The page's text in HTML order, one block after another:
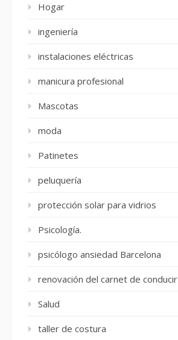
Hogar
ingeniería
instalaciones eléctricas
manicura profesional
Mascotas
moda
Patinetes
peluquería
protección solar para vidrios
Psicología.
psicólogo ansiedad Barcelona
renovación del carnet de conducir
Salud
taller de costura